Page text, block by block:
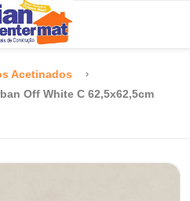
Acetinados
Off White C 62,5x62,5cm